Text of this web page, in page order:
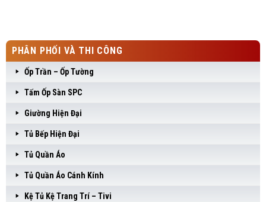
PHÂN PHỐI VÀ THI CÔNG
Ốp Trần – Ốp Tường
Tấm Ốp Sàn SPC
Giường Hiện Đại
Tủ Bếp Hiện Đại
Tủ Quần Áo
Tủ Quần Áo Cánh Kính
Kệ Tủ Kệ Trang Trí – Tivi